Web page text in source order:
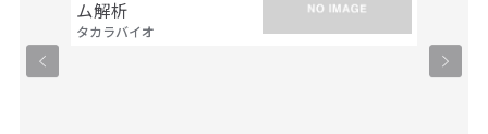
ム解析
タカラバイオ